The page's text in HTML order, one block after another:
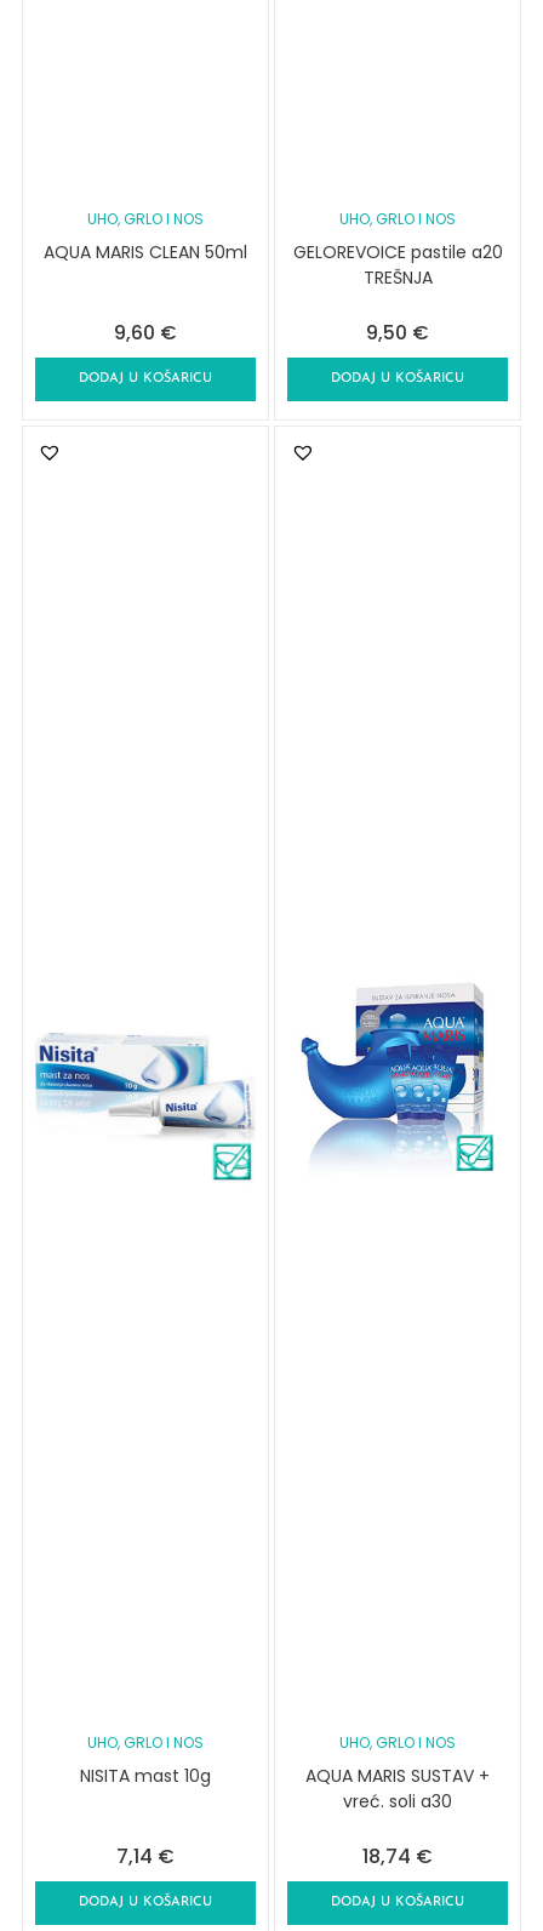
UHO, GRLO I NOS
AQUA MARIS CLEAN 50ml
9,60 €
DODAJ U KOŠARICU
UHO, GRLO I NOS
GELOREVOICE pastile a20
TREŠNJA
9,50 €
DODAJ U KOŠARICU
UHO, GRLO I NOS
NISITA mast 10g
7,14 €
DODAJ U KOŠARICU
UHO, GRLO I NOS
AQUA MARIS SUSTAV +
vreć. soli a30
18,74 €
DODAJ U KOŠARICU